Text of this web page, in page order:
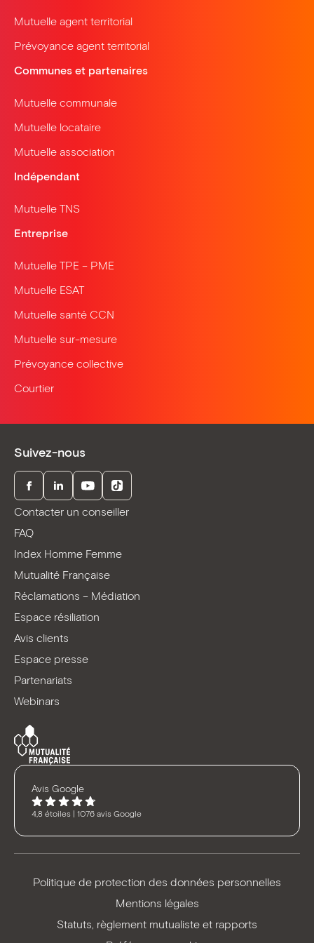
Mutuelle agent territorial
Prévoyance agent territorial
Communes et partenaires
Mutuelle communale
Mutuelle locataire
Mutuelle association
Indépendant
Mutuelle TNS
Entreprise
Mutuelle TPE – PME
Mutuelle ESAT
Mutuelle santé CCN
Mutuelle sur-mesure
Prévoyance collective
Courtier
Suivez-nous
FacebookLinkedInYoutubeTikTok
Contacter un conseiller
FAQ
Index Homme Femme
Mutualité Française
Réclamations – Médiation
Espace résiliation
Avis clients
Espace presse
Partenariats
Webinars
Avis Google
4,8 étoiles | 1076 avis Google
Politique de protection des données personnelles
Mentions légales
Statuts, règlement mutualiste et rapports